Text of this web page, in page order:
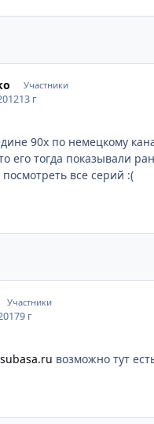
Участники
13 г
90х по немецкому
его тогда показывали
посмотреть все серий :(
Участники
9 г
возможно тут